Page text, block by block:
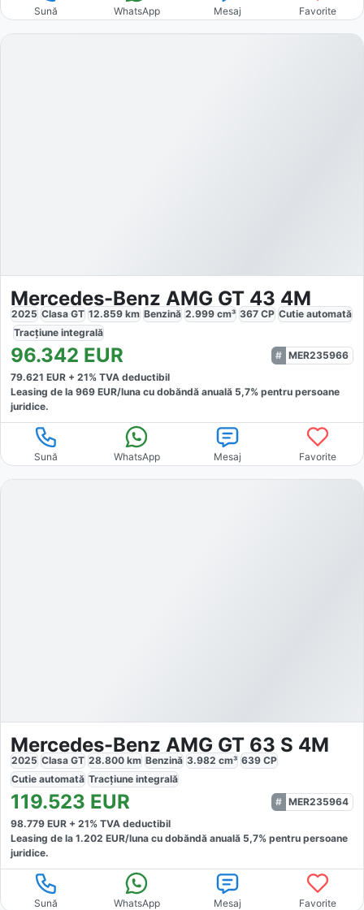
Sună WhatsApp Mesaj Favorite
Mercedes-Benz AMG GT 43 4M
2025 Clasa GT 12.859 km Benzină 2.999 cm³ 367 CP Cutie automată
Tracțiune integrală
96.342 EUR
MER235966
79.621 EUR + 21% TVA deductibil
Leasing de la 969 EUR/luna cu dobăndă anuală 5,7% pentru persoane
juridice.
Sună WhatsApp Mesaj Favorite
Mercedes-Benz AMG GT 63 S 4M
2025 Clasa GT 28.800 km Benzină 3.982 cm³ 639 CP
Cutie automată Tracțiune integrală
119.523 EUR
MER235964
98.779 EUR + 21% TVA deductibil
Leasing de la 1.202 EUR/luna cu dobăndă anuală 5,7% pentru persoane
juridice.
Sună WhatsApp Mesaj Favorite